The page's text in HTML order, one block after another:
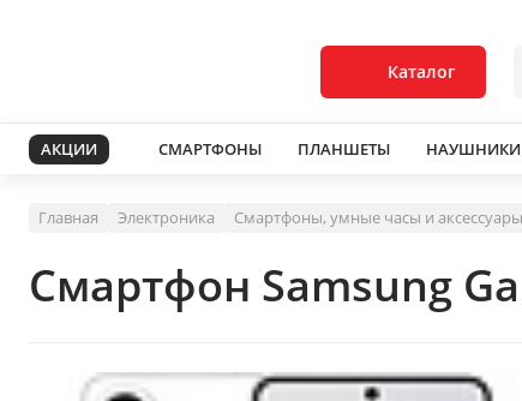
Каталог
АКЦИИ СМАРТФОНЫ ПЛАНШЕТЫ НАУШНИКИ
Главная Электроника Смартфоны, умные часы и аксессуары
Смартфон Samsung